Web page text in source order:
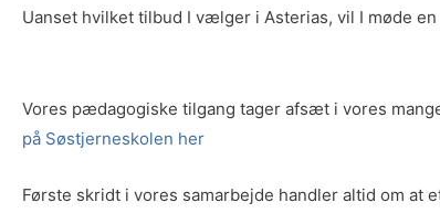
Uanset hvilket tilbud I vælger i Asterias, vil I møde
Vores pædagogiske tilgang tager afsæt i vores
på Søstjerneskolen her
Første skridt i vores samarbejde handler altid om at